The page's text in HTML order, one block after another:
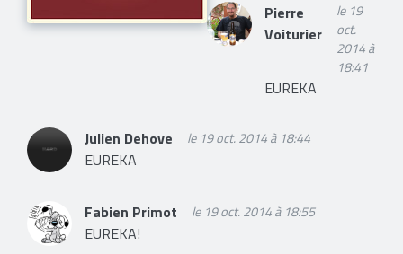
Pierre
Voiturier
le 19
oct.
2014 à
18:41
EUREKA
Julien Dehove le 19 oct. 2014 à 18:44
EUREKA
Fabien Primot le 19 oct. 2014 à 18:55
EUREKA!